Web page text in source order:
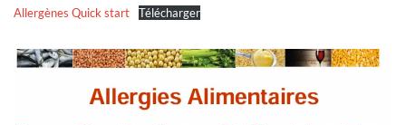
Allergènes Quick start Télécharger